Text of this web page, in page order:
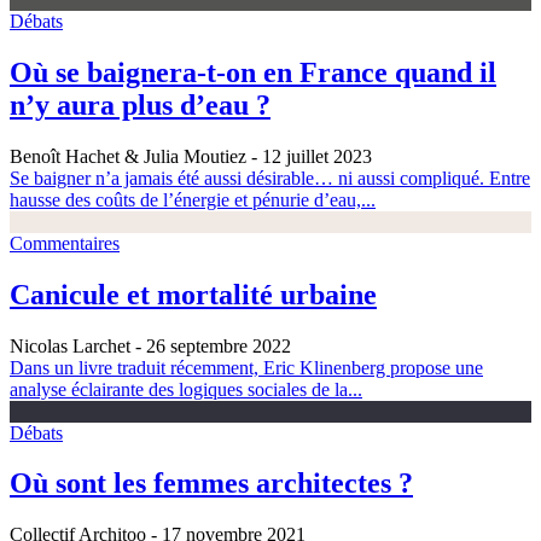
Débats
Où se baignera-t-on en France quand il
n’y aura plus d’eau ?
Benoît Hachet & Julia Moutiez - 12 juillet 2023
Se baigner n’a jamais été aussi désirable… ni aussi compliqué. Entre
hausse des coûts de l’énergie et pénurie d’eau,...
Commentaires
Canicule et mortalité urbaine
Nicolas Larchet - 26 septembre 2022
Dans un livre traduit récemment, Eric Klinenberg propose une
analyse éclairante des logiques sociales de la...
Débats
Où sont les femmes architectes ?
Collectif Architoo - 17 novembre 2021